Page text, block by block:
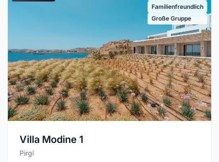
Familienfreundlich
Große Gruppe
Villa Modine 1
Pirgi